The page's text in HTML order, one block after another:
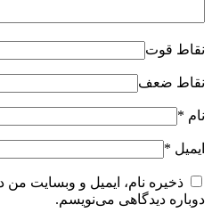
نقاط قوت
نقاط ضعف
نام *
ایمیل *
ذخیره نام، ایمیل و وبسایت
دوباره دیدگاهی می‌نویسم.